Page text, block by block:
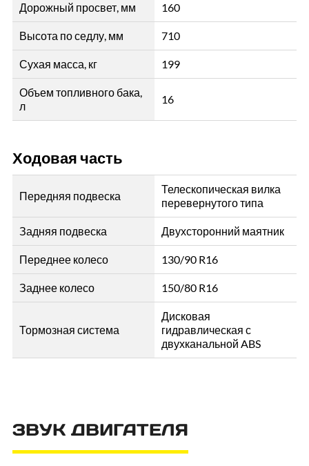
Дорожный просвет, мм 160
Высота по седлу, мм 710
Сухая масса, кг 199
Объем топливного бака,
л
16
Ходовая часть
Передняя подвеска
Телескопическая вилка
перевернутого типа
Задняя подвеска Двухсторонний маятник
Переднее колесо 130/90 R16
Заднее колесо 150/80 R16
Тормозная система
Дисковая
гидравлическая с
двухканальной ABS
ЗВУК ДВИГАТЕЛЯ